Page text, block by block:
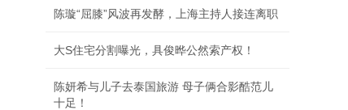
陈璇“屈膝”风波再发酵，上海主持人接连离职
大S住宅分割曝光，具俊晔公然索产权！
陈妍希与儿子去泰国旅游 母子俩合影酷范儿
十足！